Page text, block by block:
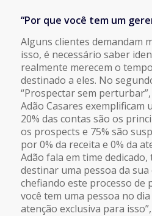
“Por que você tem um
Alguns clientes demandam
isso, é necessário saber
realmente merecem o
destinado a eles. No
“Prospectar sem
Adão Casares exemplificam
20% das contas são os
os prospects e 75% são
por 0% da receita e 0% da
Adão fala em time dedicado,
destinar uma pessoa da
chefiando este processo de
você tem uma pessoa no
atenção exclusiva para